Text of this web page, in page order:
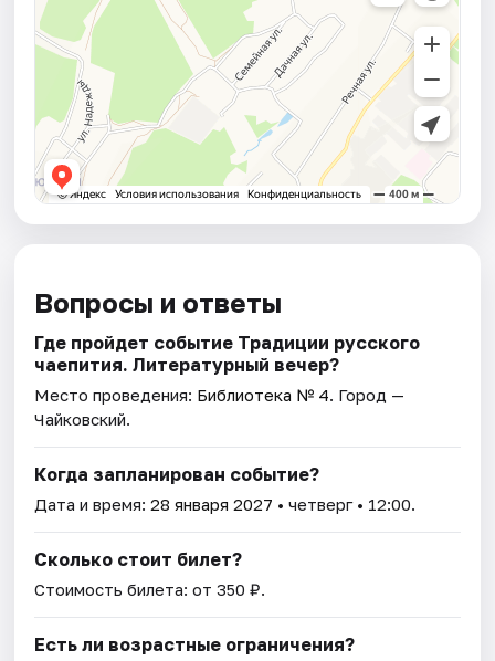
Вопросы и ответы
Где пройдет событие Традиции русского
чаепития. Литературный вечер?
Место проведения: Библиотека № 4. Город —
Чайковский.
Когда запланирован событие?
Дата и время:28 января 2027 • четверг • 12:00.
Сколько стоит билет?
Стоимость билета: от 350 ₽.
Есть ли возрастные ограничения?